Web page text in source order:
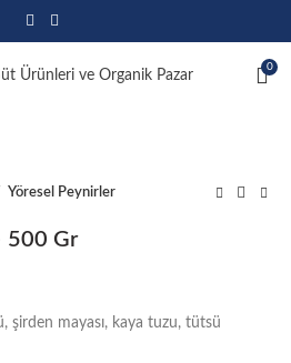
0
Yöresel Peynirler
500 Gr
şirden mayası, kaya tuzu, tütsü